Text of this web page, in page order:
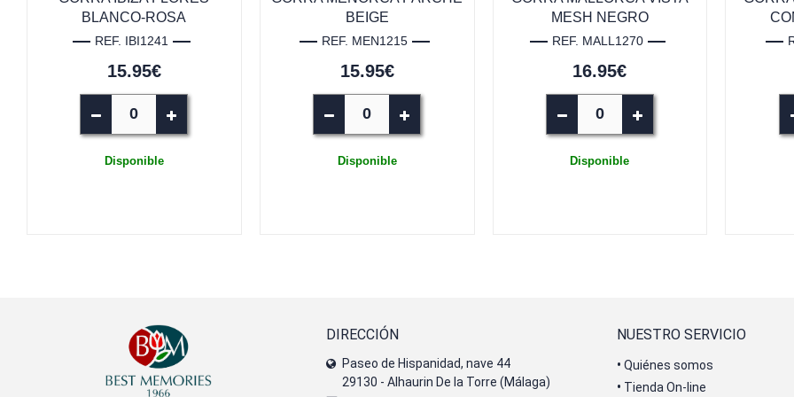
BLANCO-ROSA
REF. IBI1241
15.95€
Disponible
BEIGE
REF. MEN1215
15.95€
Disponible
MESH NEGRO
REF. MALL1270
16.95€
Disponible
DIRECCIÓN
Paseo de Hispanidad, nave 44
29130 - Alhaurin De la Torre (Málaga)
NUESTRO SERVICIO
• Quiénes somos
• Tienda On-line